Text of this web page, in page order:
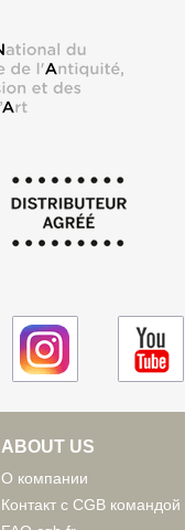
ABOUT US
О компании
Контакт с CGB командой